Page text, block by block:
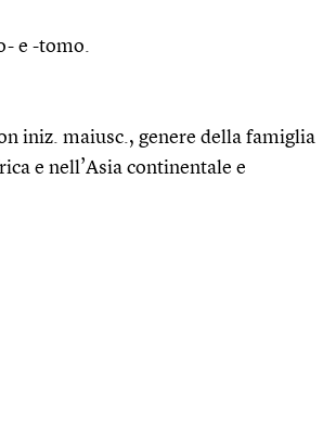
e -tomo.
iniz. maiusc., genere della famiglia
e nell’Asia continentale e